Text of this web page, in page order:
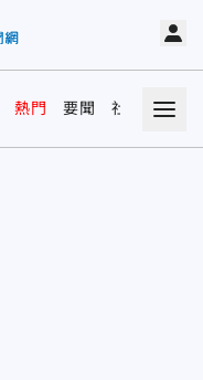
熱門 要聞 社會 娛樂